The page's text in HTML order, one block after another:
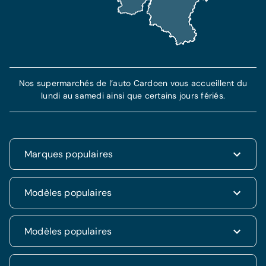
Marques populaires
Renault
Dacia
Volkswagen
Hyundai
Kia
Modèles populaires
Renault Clio
Fiat 500
Modèles populaires
Nos supermarchés de l’auto Cardoen vous accueillent du
lundi au samedi ainsi que certains jours fériés.